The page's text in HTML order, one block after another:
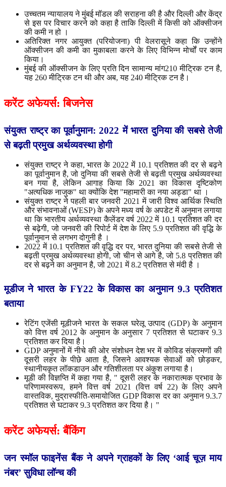
उच्चतम न्यायालय ने मुंबई मॉडल की सराहना की है और दिल्ली और केंद्र
से इस पर विचार करने को कहा है ताकि दिल्ली में किसी को ऑक्सीजन
की कमी न हो ।
अतिरिक्त नगर आयुक्त (परियोजना) पी वेलरासूने कहा कि उन्होंने
ऑक्सीजन की कमी का मुकाबला करने के लिए विभिन्न मोर्चों पर काम
किया।
मुंबई की ऑक्सीजन के लिए प्रति दिन सामान्य मांग210 मीट्रिक टन है,
यह 260 मीट्रिक टन थी और अब, यह 240 मीट्रिक टन है।
करेंट अफेयर्स: बिजनेस
संयुक्त राष्ट्र का पूर्वानुमान: 2022में भारत दुनिया की सबसे तेजी
से बढ़ती प्रमुख अर्थव्यवस्था होगी
संयुक्त राष्ट्र ने कहा, भारत के 2022 में 10.1 प्रतिशत की दर से बढ़ने
का पूर्वानुमान है, जो दुनिया की सबसे तेजी से बढ़ती प्रमुख अर्थव्यवस्था
बन गया है, लेकिन आगाह किया कि 2021 का विकास दृष्टिकोण
"अत्यधिक नाजुक" था क्योंकि देश "महामारी का नया अड्डा" था ।
संयुक्त राष्ट्र ने पहली बार जनवरी 2021 में जारी विश्व आर्थिक स्थिति
और संभावनाओं (WESP) के अपने मध्य वर्ष के अपडेट में अनुमान लगाया
था कि भारतीय अर्थव्यवस्था कैलेंडर वर्ष 2022 में 10.1 प्रतिशत की दर
से बढ़ेगी, जो जनवरी की रिपोर्ट में देश के लिए 5.9 प्रतिशत की वृद्धि के
पूर्वानुमान से लगभग दोगुनी है ।
2022 में 10.1 प्रतिशत की वृद्धि दर पर, भारत दुनिया की सबसे तेजी से
बढ़ती प्रमुख अर्थव्यवस्था होगी, जो चीन से आगे है, जो 5.8 प्रतिशत की
दर से बढ़ने का अनुमान है, जो 2021 में 8.2 प्रतिशत से मंदी है ।
मूडीज ने भारत केFY22के विकास का अनुमान9.3प्रतिशत
बताया
रेटिंग एजेंसी मूडीजने भारत के सकल घरेलू उत्पाद (GDP) के अनुमान
को वित्त वर्ष 2012 के अनुमान के अनुसार 7 प्रतिशत से घटाकर 9.3
प्रतिशत कर दिया है।
GDP अनुमानों में नीचे की ओर संशोधन देश भर में कोविड संक्रमणों की
दूसरी लहर के पीछे आता है, जिसने आवश्यक सेवाओं को छोड़कर,
स्थानीयकृत लॉकडाउन और गतिशीलता पर अंकुश लगाया है।
मूडी की विज्ञप्ति में कहा गया है, " दूसरी लहर के नकारात्मक प्रभाव के
परिणामस्वरूप, हमने वित्त वर्ष 2021 (वित्त वर्ष 22) के लिए अपने
वास्तविक, मुद्रास्फीति-समायोजित GDP विकास दर का अनुमान 9.3.7
प्रतिशत से घटाकर 9.3 प्रतिशत कर दिया है। "
करेंट अफेयर्स: बैंकिंग
जन स्मॉल फाइनेंस बैंक ने अपने ग्राहकों के लिए‘आई चूज़ माय
नंबर’सुविधा लॉन्च की